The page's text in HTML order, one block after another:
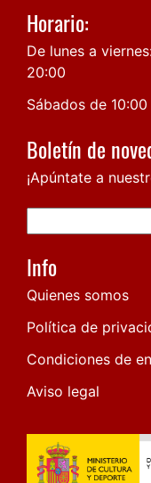
Horario:
De lunes a
20:00
Sábados de
Boletín de
¡Apúntate a
Info
Quienes somos
Política de
Condiciones de
Aviso legal